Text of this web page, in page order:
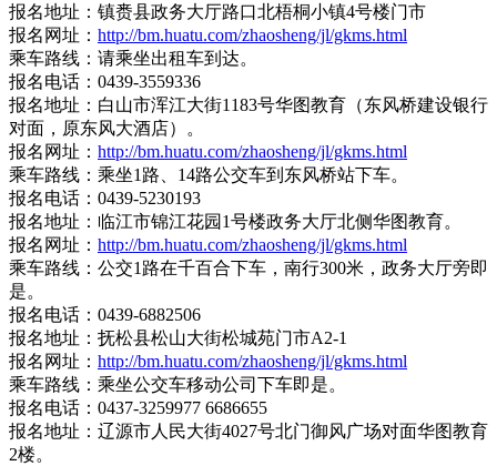
报名地址：镇赉县政务大厅路口北梧桐小镇4号楼门市
报名网址： http://bm.huatu.com/zhaosheng/jl/gkms.html
乘车路线：请乘坐出租车到达。
报名电话：0439-3559336
报名地址：白山市浑江大街1183号华图教育（东风桥建设银行
对面，原东风大酒店）。
报名网址： http://bm.huatu.com/zhaosheng/jl/gkms.html
乘车路线：乘坐1路、14路公交车到东风桥站下车。
报名电话：0439-5230193
报名地址：临江市锦江花园1号楼政务大厅北侧华图教育。
报名网址： http://bm.huatu.com/zhaosheng/jl/gkms.html
乘车路线：公交1路在千百合下车，南行300米，政务大厅旁即
是。
报名电话：0439-6882506
报名地址：抚松县松山大街松城苑门市A2-1
报名网址： http://bm.huatu.com/zhaosheng/jl/gkms.html
乘车路线：乘坐公交车移动公司下车即是。
报名电话：0437-3259977 6686655
报名地址：辽源市人民大街4027号北门御风广场对面华图教育
2楼。